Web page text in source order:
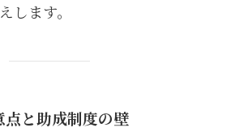
します。
と助成制度の壁